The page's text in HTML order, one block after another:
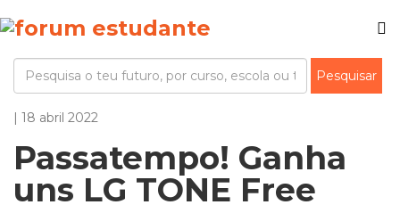
| 18 abril 2022
Passatempo! Ganha
uns LG TONE Free